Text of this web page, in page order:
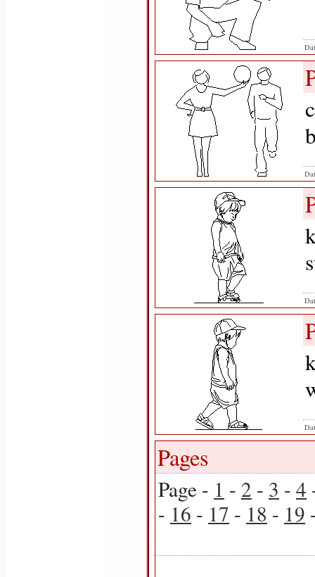
Pages
Page - 1 - 2 - 3 - 4
- 16 - 17 - 18 - 19